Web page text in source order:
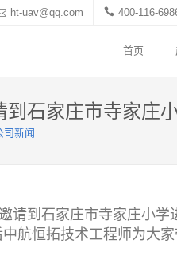
ht-uav@qq.com 400-116-
首页
石家庄市寺家庄
司新闻
到石家庄市寺家庄小学
航恒拓技术工程师为大